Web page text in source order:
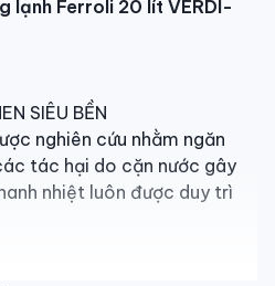
lạnh Ferroli 20 lít VERDI-
SIÊU BỀN
nghiên cứu nhằm ngăn
tác hại do cặn nước gây
nhiệt luôn được duy trì